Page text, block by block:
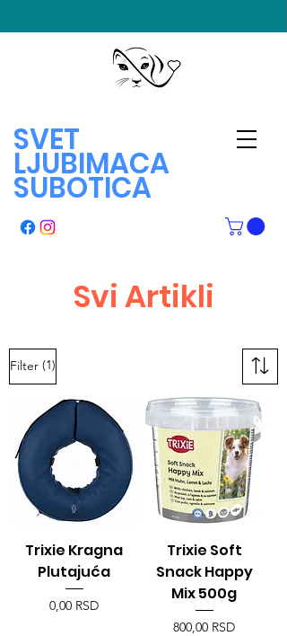
SVET
LJUBIMACA
SUBOTICA
Svi Artikli
Filter (1)
Trixie Kragna
Plutajuća
Price
0,00 RSD
Trixie Soft
Snack Happy
Mix 500g
Price
800,00 RSD